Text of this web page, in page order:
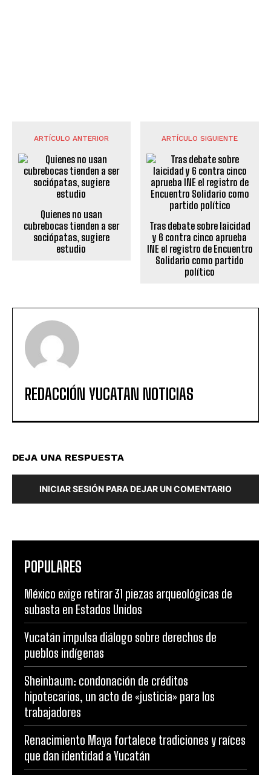
ARTÍCULO ANTERIOR
Quienes no usan
cubrebocas tienden a ser
sociópatas, sugiere
estudio
ARTÍCULO SIGUIENTE
Tras debate sobre laicidad
y 6 contra cinco aprueba
INE el registro de Encuentro
Solidario como partido
político
REDACCIÓN YUCATAN NOTICIAS
DEJA UNA RESPUESTA
INICIAR SESIÓN PARA DEJAR UN COMENTARIO
POPULARES
México exige retirar 31 piezas arqueológicas de
subasta en Estados Unidos
Yucatán impulsa diálogo sobre derechos de
pueblos indígenas
Sheinbaum: condonación de créditos
hipotecarios, un acto de «justicia» para los
trabajadores
Renacimiento Maya fortalece tradiciones y raíces
que dan identidad a Yucatán